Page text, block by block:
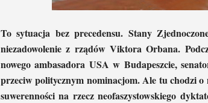
To sytuacja bez precedensu. Stany
niezadowolenie z rządów Viktora Orbana.
nowego ambasadora USA w Budapeszcie,
przeciw politycznym nominacjom. Ale tu chodzi
suwerenności na rzecz neofaszystowskiego